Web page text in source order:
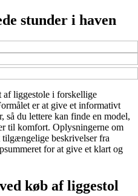
stunder i haven
af liggestole i forskellige
er at give et informativt
så du lettere kan finde en model,
til komfort. Oplysningerne om
beskrivelser fra
for at give et klart og
køb af liggestol